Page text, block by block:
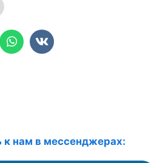
к нам в мессенджерах: